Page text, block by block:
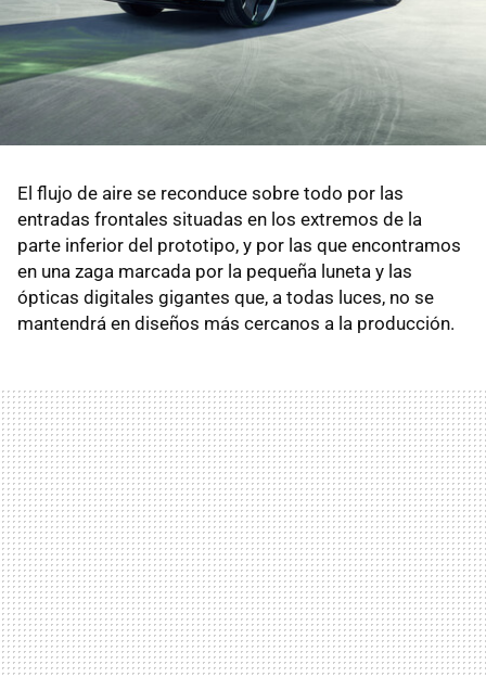
El flujo de aire se reconduce sobre todo por las
entradas frontales situadas en los extremos de la
parte inferior del prototipo, y por las que encontramos
en una zaga marcada por la pequeña luneta y las
ópticas digitales gigantes que, a todas luces, no se
mantendrá en diseños más cercanos a la producción.